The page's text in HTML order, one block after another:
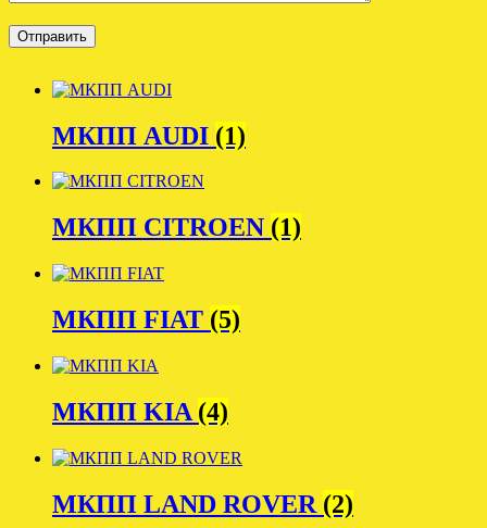
МКПП AUDI (1)
МКПП CITROEN (1)
МКПП FIAT (5)
МКПП KIA (4)
МКПП LAND ROVER (2)